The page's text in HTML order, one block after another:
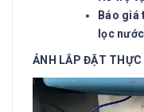
Báo giá
lọc
ẢNH LẮP ĐẶT THỰC